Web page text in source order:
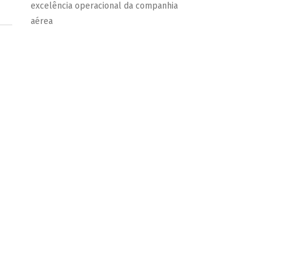
excelência operacional da companhia
aérea